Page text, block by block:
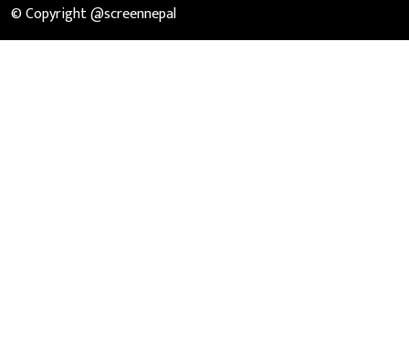
© Copyright @screennepal